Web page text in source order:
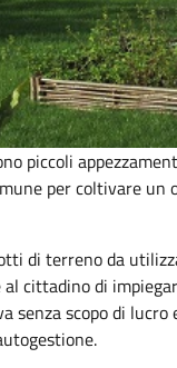
piccoli
per coltivare un
di terreno da
cittadino di
senza scopo di lucro